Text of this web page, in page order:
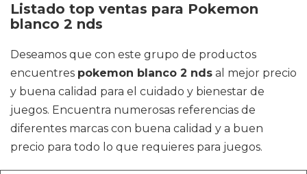
Listado top ventas para Pokemon
blanco 2 nds
Deseamos que con este grupo de productos
encuentres pokemon blanco 2 nds al mejor precio
y buena calidad para el cuidado y bienestar de
juegos. Encuentra numerosas referencias de
diferentes marcas con buena calidad y a buen
precio para todo lo que requieres para juegos.